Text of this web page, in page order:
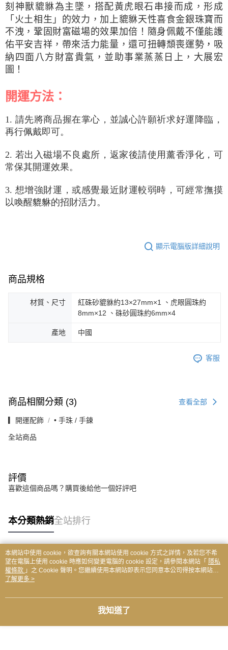
刻神獸貔貅為主墜，搭配黃虎眼石串接而成，形成
「火土相生」的效力，加上貔貅天性喜食金銀珠寶而
不洩，鞏固財富磁場的效果加倍！隨身佩戴不僅能護
佑平安吉祥，帶來活力能量，還可扭轉頹喪運勢 ， 吸
納四面八方財富貴氣，並助事業蒸蒸日上，大展宏
圖！
開運方法：
1. 請先將商品握在掌心，並誠心許願祈求好運降臨，
再行佩戴即可。
2. 若出入磁場不良處所，返家後請使用薰香淨化，可
常保其開運效果。
3. 想增強財運，或感覺最近財運較弱時，可經常撫摸
以喚醒貔貅的招財活力。
顯示電腦版詳細說明
商品規格
材質、尺寸
紅硃砂貔貅約13×27mm×1 、虎眼圓珠約
8mm×12 、硃砂圓珠約6mm×4
產地 中國
客服
商品相關分類 (3) 查看全部
▎開運配飾 • 手珠 / 手鍊
全站商品
評價
喜歡這個商品嗎？購買後給他一個好評吧
本分類熱銷全站排行
熱門標籤
本網站中使用 cookie，欲查詢有關本網站使用 cookie 方式之詳情，及若您不希
望在電腦上使用 cookie 時應如何變更電腦的 cookie 設定，請參閱本網站「 隱私
權條款 」之 Cookie 聲明。您繼續使用本網站即表示您同意本公司得按本網站使
用條款之 Cookie 聲明使用 cookie。
了解更多 >
我知道了